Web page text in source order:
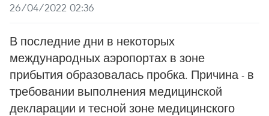
26/04/2022 02:36
В последние дни в некоторых
международных аэропортах в зоне
прибытия образовалась пробка. Причина - в
требовании выполнения медицинской
декларации и тесной зоне медицинского